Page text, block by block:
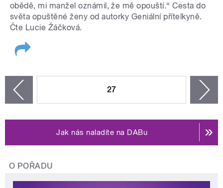
obědě, mi manžel oznámil, že mě opouští.“ Cesta do
světa opuštěné ženy od autorky Geniální přítelkyně.
Čte Lucie Žáčková.
27
Jak nás naladíte na DABu
O POŘADU